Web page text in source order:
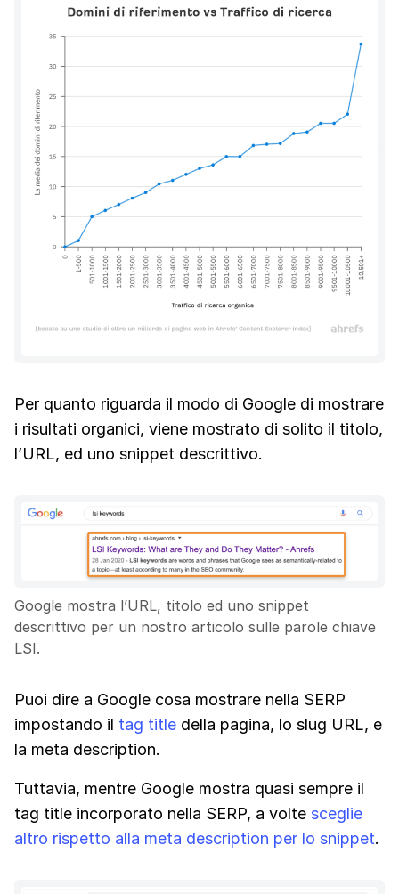
Per quanto riguarda il modo di Google di mostrare
i risultati organici, viene mostrato di solito il titolo,
l’URL, ed uno snippet descrittivo.
Google mostra l’URL, titolo ed uno snippet
descrittivo per un nostro articolo sulle parole chiave
LSI.
Puoi dire a Google cosa mostrare nella SERP
impostando il tag title della pagina, lo slug URL, e
la meta description.
Tuttavia, mentre Google mostra quasi sempre il
tag title incorporato nella SERP, a volte sceglie
altro rispetto alla meta description per lo snippet.